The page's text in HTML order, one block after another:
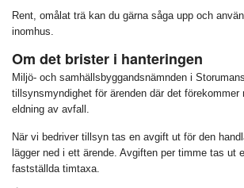
Rent, omålat trä kan du gärna såga upp och
inomhus.
Om det brister i hanteringen
Miljö- och samhällsbyggandsnämnden i
tillsynsmyndighet för ärenden där det förekommer
eldning av avfall.
När vi bedriver tillsyn tas en avgift ut för den
lägger ned i ett ärende. Avgiften per timme tas ut
fastställda timtaxa.